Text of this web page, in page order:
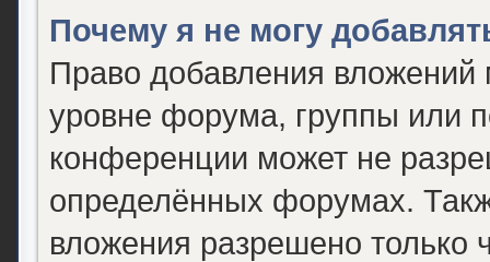
Почему я не могу
Право добавления
уровне форума, группы или
конференции может не
определённых форумах.
вложения разрешено только